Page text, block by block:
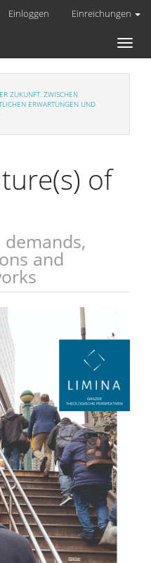
Einloggen Einreichungen
Toggle
ZUKUNFT. ZWISCHEN
ERWARTUNGEN UND
of
demands,
and